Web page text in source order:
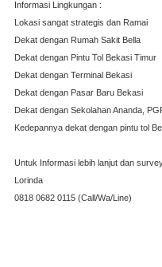
Informasi Lingkungan :
Lokasi sangat strategis dan Ramai
Dekat dengan Rumah Sakit Bella
Dekat dengan Pintu Tol Bekasi Timur
Dekat dengan Terminal Bekasi
Dekat dengan Pasar Baru Bekasi
Dekat dengan Sekolahan Ananda,
Kedepannya dekat dengan pintu tol
Untuk Informasi lebih lanjut dan
Lorinda
0818 0682 0115 (Call/Wa/Line)